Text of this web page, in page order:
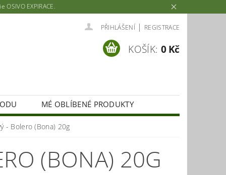
EXPIRACE.
PŘIHLÁŠENÍ | REGISTRACE
KOŠÍK: 0 Kč
MÉ OBLÍBENÉ PRODUKTY
- Bolero (Bona) 20g
(BONA) 20G